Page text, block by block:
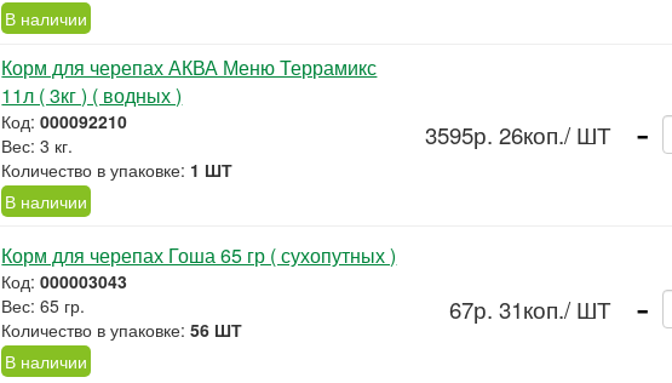
В наличии
Корм для черепах АКВА Меню Террамикс
11л ( 3кг ) ( водных )
Код:000092210
Вес: 3 кг.
Количество в упаковке: 1 ШТ
В наличии
3595р. 26коп./ ШТ -
Корм для черепах Гоша 65 гр ( сухопутных )
Код:000003043
Вес: 65 гр.
Количество в упаковке:56 ШТ
В наличии
67р. 31коп./ ШТ -